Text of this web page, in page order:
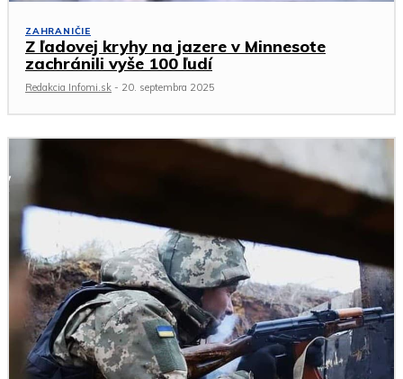
ZAHRANIČIE
Z ľadovej kryhy na jazere v Minnesote
zachránili vyše 100 ľudí
Redakcia Infomi.sk - 20. septembra 2025